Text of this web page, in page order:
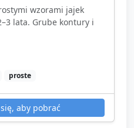
wzorami jajek
lata. Grube kontury i
proste
aby pobrać